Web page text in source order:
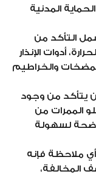
المدنية
التأكد من
أدوات الإنذار
والخراطيم
يتأكد من وجود
الممرات من
لسهولة
ملاحظة فإنه
المخالفة،